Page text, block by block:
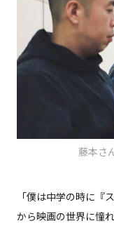
藤本さ
「僕は中学の時に『
から映画の世界に憧